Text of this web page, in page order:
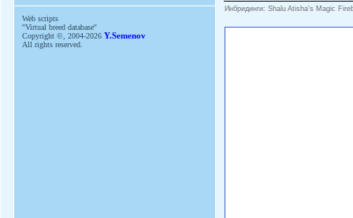
Web scripts
''Virtual breed database''
Copyright ©, 2004-2026 Y.Semenov
All rights reserved.
Инбридинги: Shalu Atisha's Magic